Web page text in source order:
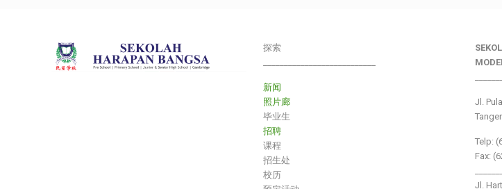
探索
新闻
照片廊
毕业生
招聘
课程
招生处
校历
Jl.
Telp:
Fax:
Jl.